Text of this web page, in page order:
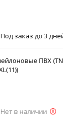
Под заказ до 3
ПВХ
Нет в наличии